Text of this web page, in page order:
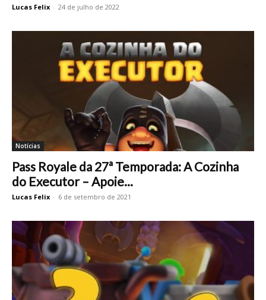
Lucas Felix - 24 de julho de 2022
Notícias
Pass Royale da 27ª Temporada: A Cozinha
do Executor – Apoie...
Lucas Felix - 6 de setembro de 2021